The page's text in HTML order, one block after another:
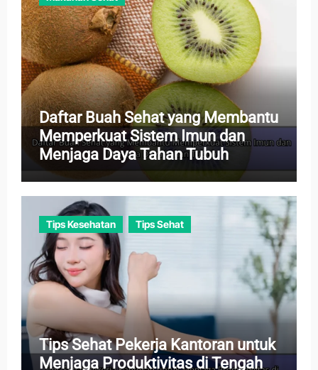
Daftar Buah Sehat yang Membantu
Memperkuat Sistem Imun dan
Menjaga Daya Tahan Tubuh
Tips Kesehatan Tips Sehat
Tips Sehat Pekerja Kantoran untuk
Menjaga Produktivitas di Tengah